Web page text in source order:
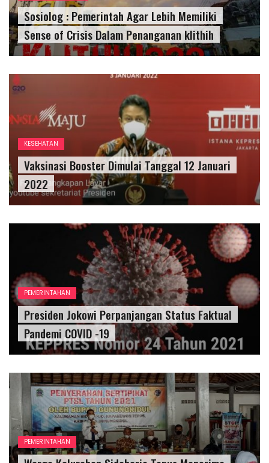
Sosiolog : Pemerintah Agar Lebih Memiliki
Sense of Crisis Dalam Penanganan klithih
KESEHATAN
Vaksinasi Booster Dimulai Tanggal 12 Januari
2022
PEMERINTAHAN
Presiden Jokowi Perpanjangan Status Faktual
Pandemi COVID -19
PEMERINTAHAN